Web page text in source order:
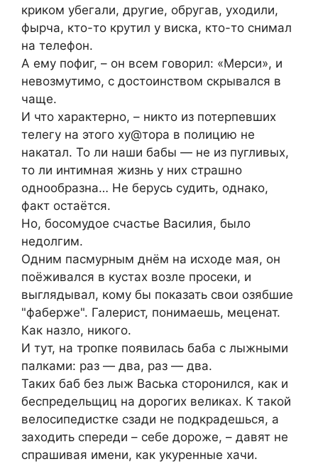
криком убегали, другие, обругав, уходили,
фырча, кто-то крутил у виска, кто-то снимал
на телефон.
А ему пофиг, – он всем говорил: «Мерси», и
невозмутимо, с достоинством скрывался в
чаще.
И что характерно, – никто из потерпевших
телегу на этого ху@тора в полицию не
накатал. То ли наши бабы — не из пугливых,
то ли интимная жизнь у них страшно
однообразна… Не берусь судить, однако,
факт остаётся.
Но, босомудое счастье Василия, было
недолгим.
Одним пасмурным днём на исходе мая, он
поёживался в кустах возле просеки, и
выглядывал, кому бы показать свои озябшие
"фаберже". Галерист, понимаешь, меценат.
Как назло, никого.
И тут, на тропке появилась баба с лыжными
палками: раз — два, раз — два.
Таких баб без лыж Васька сторонился, как и
беспредельщиц на дорогих великах. К такой
велосипедистке сзади не подкрадешься, а
заходить спереди – себе дороже, – давят не
спрашивая имени, как укуренные хачи.